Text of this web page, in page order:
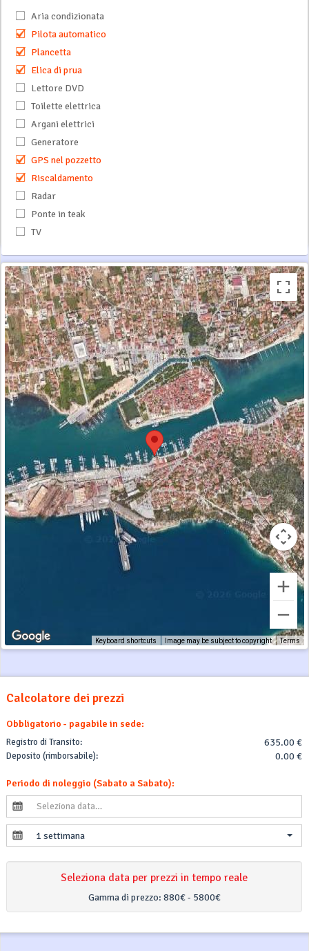
Aria condizionata
Pilota automatico
Plancetta
Elica di prua
Lettore DVD
Toilette elettrica
Argani elettrici
Generatore
GPS nel pozzetto
Riscaldamento
Radar
Ponte in teak
TV
Keyboard shortcuts Image may be subject to copyright Terms
Calcolatore dei prezzi
Obbligatorio - pagabile in sede:
Registro di Transito: 635.00 €
Deposito (rimborsabile): 0.00 €
Periodo di noleggio (Sabato a Sabato):
1 settimana
Seleziona data per prezzi in tempo reale
Gamma di prezzo: 880€ - 5800€